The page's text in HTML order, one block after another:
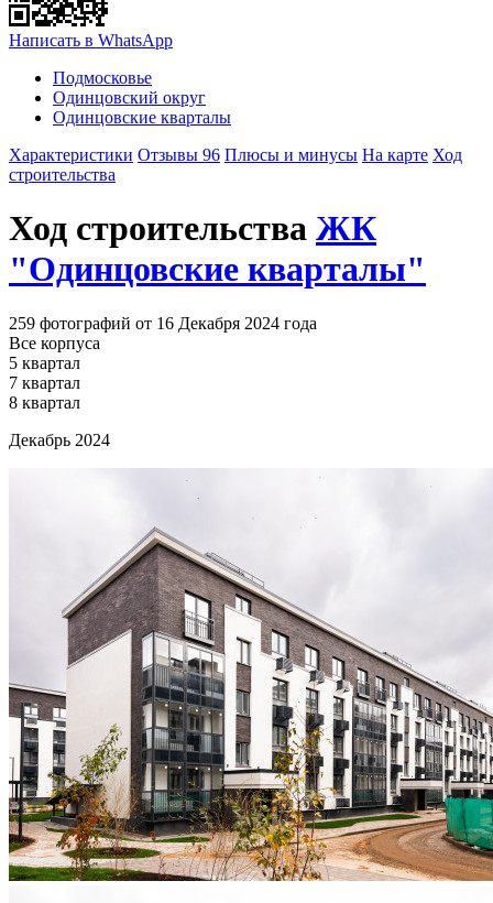
Написать в WhatsApp
Подмосковье
Одинцовский округ
Одинцовские кварталы
Характеристики Отзывы 96 Плюсы и минусы На карте Ход
строительства
Ход строительства ЖК
"Одинцовские кварталы"
259 фотографий от 16 Декабря 2024 года
Все корпуса
5 квартал
7 квартал
8 квартал
Декабрь 2024